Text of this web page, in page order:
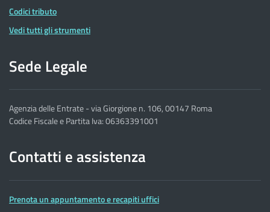
Codici tributo
Vedi tutti gli strumenti
Sede Legale
Agenzia delle Entrate - via Giorgione n. 106, 00147 Roma
Codice Fiscale e Partita Iva: 06363391001
Contatti e assistenza
Prenota un appuntamento e recapiti uffici